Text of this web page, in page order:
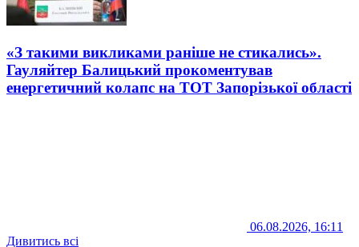
«З такими викликами раніше не стикались».
Гауляйтер Балицький прокоментував
енергетичний колапс на ТОТ Запорізької області
06.08.2026, 16:11
Дивитись всі